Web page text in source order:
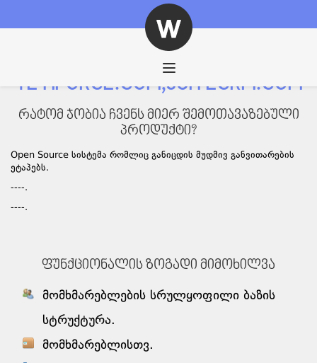
ნავიგაცია
YETIFORCE.COM,SUITECRM.COM
რატომ ჯობია ჩვენს მიერ შემოთავაზებული
პროდუქტი?
Open Source სისტემა რომლიც განიცდის მუდმივ განვითარების
ეტაპებს.
----.
----.
ფუნქციონალის ზოგადი მიმოხილვა
მომხმარებლების სრულყოფილი ბაზის
სტრუქტურა.
მომხმარებლისთვ.